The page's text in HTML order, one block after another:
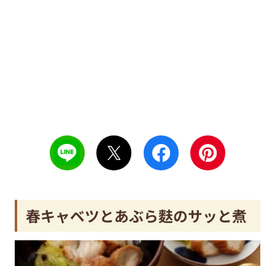
春キャベツとあぶら麩のサッと煮